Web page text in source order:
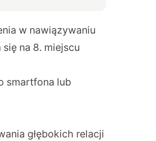
w nawiązywaniu
na 8. miejscu
smartfona lub
głębokich relacji